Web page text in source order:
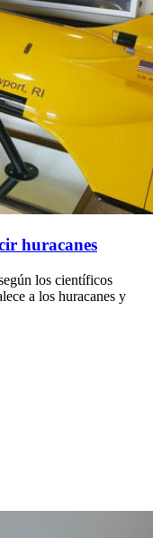
huracanes
los científicos
a los huracanes y